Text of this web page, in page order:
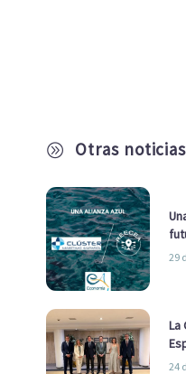
A Otras noticias
29
La
24